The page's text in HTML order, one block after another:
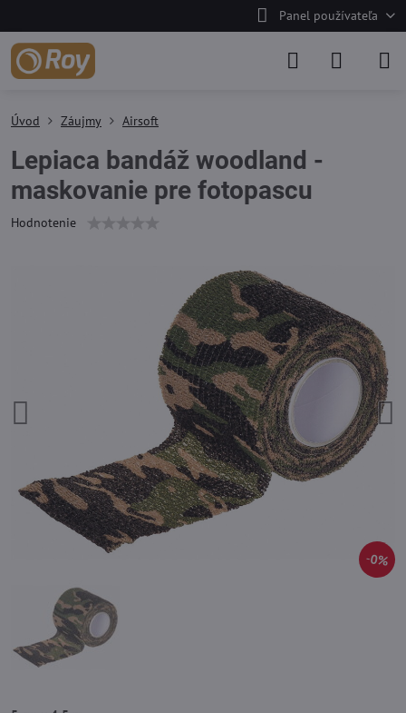
Panel používateľa
0%
Úvod Záujmy Airsoft
Lepiaca bandáž woodland -
maskovanie pre fotopascu
Hodnotenie